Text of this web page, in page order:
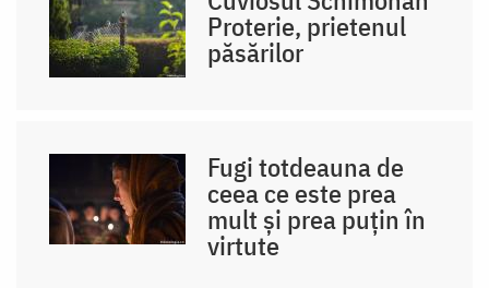
Proterie, prietenul
păsărilor
Fugi totdeauna de
ceea ce este prea
mult și prea puțin în
virtute